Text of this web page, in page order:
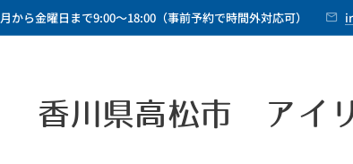
月から金曜日まで9:00～18:00（事前予約で時間外対応可）
香川県高松市 アイ